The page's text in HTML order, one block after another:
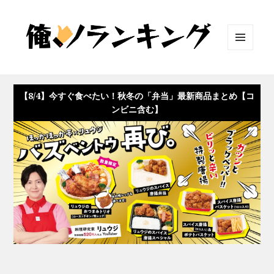
ット
【8/4】今すぐ食べたい！秋冬の「弁当」最新商品まとめ【コ
ンビニ含む】